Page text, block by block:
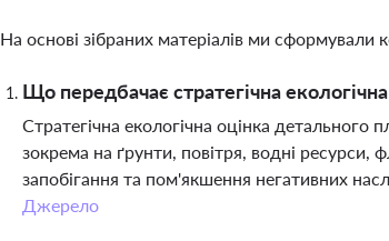
На основі зібраних матеріалів ми сформували
Що передбачає стратегічна
Стратегічна екологічна оцінка детального
зокрема на ґрунти, повітря, водні
запобігання та пом'якшення негативних
Джерело